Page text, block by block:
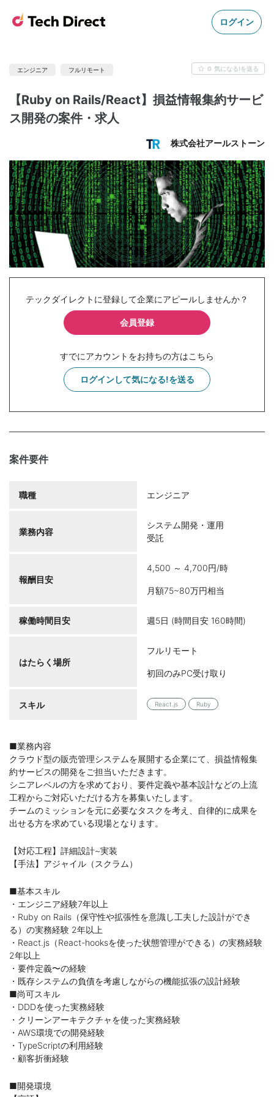
ログイン
エンジニア フルリモート 0 気になる!を送る
【Ruby on Rails/React】損益情報集約サービ
ス開発の案件・求人
株式会社アールストーン
テックダイレクトに登録して企業にアピールしませんか？
会員登録
すでにアカウントをお持ちの方はこちら
ログインして気になる!を送る
案件要件
職種 エンジニア
業務内容
システム開発・運用
受託
報酬目安
4,500 ～ 4,700円/時
月額75~80万円相当
稼働時間目安 週5日 (時間目安 160時間)
はたらく場所
フルリモート
初回のみPC受け取り
スキル React.js Ruby
■業務内容
クラウド型の販売管理システムを展開する企業にて、損益情報集
約サービスの開発をご担当いただきます。
シニアレベルの方を求めており、要件定義や基本設計などの上流
工程からご対応いただける方を募集いたします。
チームのミッションを元に必要なタスクを考え、自律的に成果を
出せる方を求めている現場となります。
【対応工程】詳細設計~実装
【手法】アジャイル（スクラム）
■基本スキル
・エンジニア経験7年以上
・Ruby on Rails（保守性や拡張性を意識し工夫した設計ができ
る）の実務経験 2年以上
・React.js（React-hooksを使った状態管理ができる）の実務経験
2年以上
・要件定義〜の経験
・既存システムの負債を考慮しながらの機能拡張の設計経験
■尚可スキル
・DDDを使った実務経験
・クリーンアーキテクチャを使った実務経験
・AWS環境での開発経験
・TypeScriptの利用経験
・顧客折衝経験
■開発環境